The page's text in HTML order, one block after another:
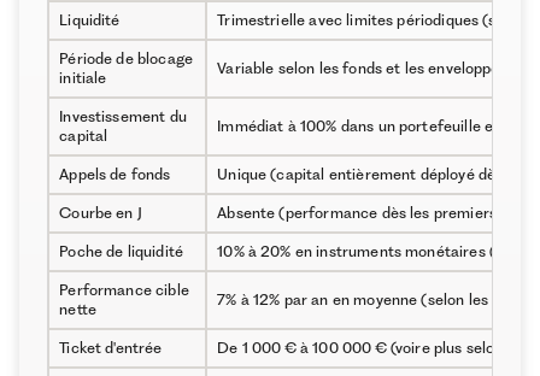
Liquidité Trimestrielle avec limites périodiques (selon
Période de blocage
initiale
Variable selon les fonds et les enveloppes
Investissement du
capital
Immédiat à 100% dans un portefeuille
Appels de fonds Unique (capital entièrement déployé dès la
Courbe en J Absente (performance dès les premiers mois)
Poche de liquidité 10% à 20% en instruments monétaires (selon
Performance cible
nette
7% à 12% par an en moyenne (selon les fonds)
Ticket d'entrée De 1 000 € à 100 000 € (voire plus selon les